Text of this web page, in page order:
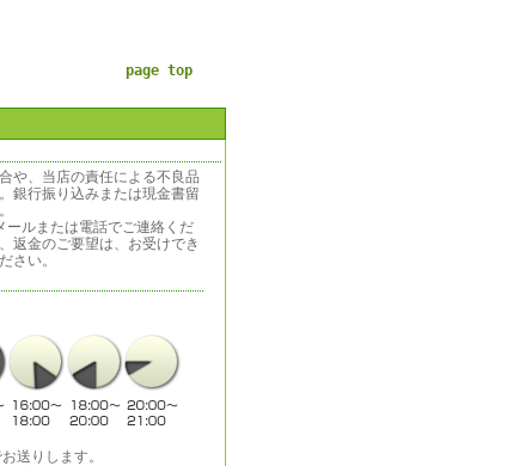
page top
や、当店の責任による不良品
銀行振り込みまたは現金書留
ールまたは電話でご連絡くだ
返金のご要望は、お受けでき
さい。
送りします。